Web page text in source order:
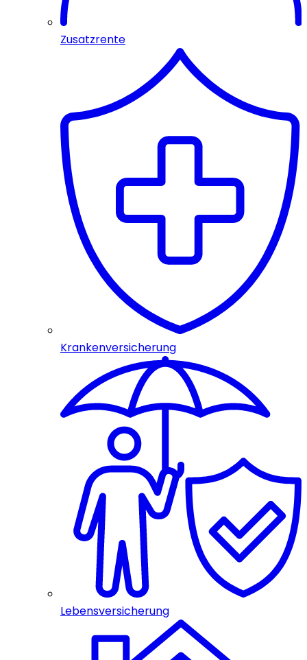
Zusatzrente
Krankenversicherung
Lebensversicherung